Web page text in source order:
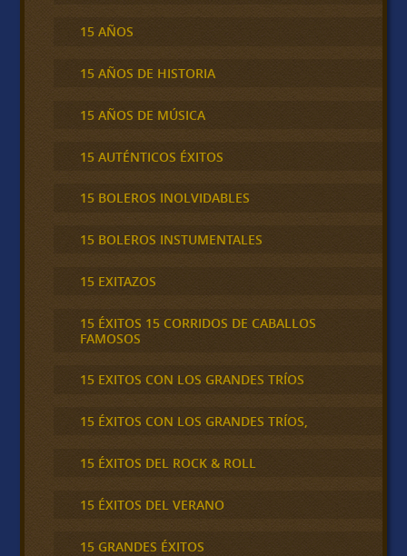
15 AÑOS
15 AÑOS DE HISTORIA
15 AÑOS DE MÚSICA
15 AUTÉNTICOS ÉXITOS
15 BOLEROS INOLVIDABLES
15 BOLEROS INSTUMENTALES
15 EXITAZOS
15 ÉXITOS 15 CORRIDOS DE CABALLOS
FAMOSOS
15 EXITOS CON LOS GRANDES TRÍOS
15 ÉXITOS CON LOS GRANDES TRÍOS,
15 ÉXITOS DEL ROCK & ROLL
15 ÉXITOS DEL VERANO
15 GRANDES ÉXITOS